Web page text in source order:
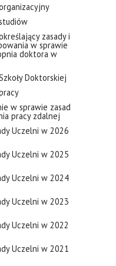
zasady i
w sprawie
doktora w
Doktorskiej
w sprawie zasad
pracy zdalnej
Uczelni w 2026
Uczelni w 2025
Uczelni w 2024
Uczelni w 2023
Uczelni w 2022
Uczelni w 2021